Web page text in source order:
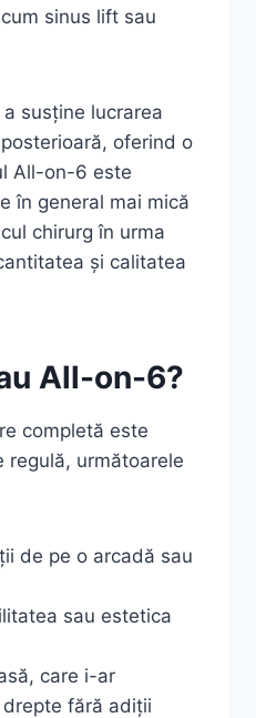
sinus lift sau
susține lucrarea
oferind o
All-on-6 este
în general mai mică
chirurg în urma
și calitatea
All-on-6?
completă este
următoarele
de pe o arcadă sau
sau estetica
care i-ar
drepte fără adiții